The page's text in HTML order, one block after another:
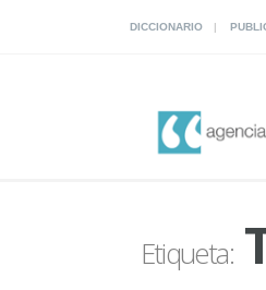
DICCIONARIO
Etiqueta: